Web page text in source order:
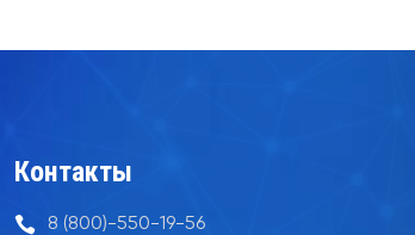
Контакты
8 (800)-550-19-56